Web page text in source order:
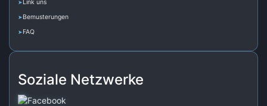
Link uns
Bemusterungen
FAQ
Soziale Netzwerke